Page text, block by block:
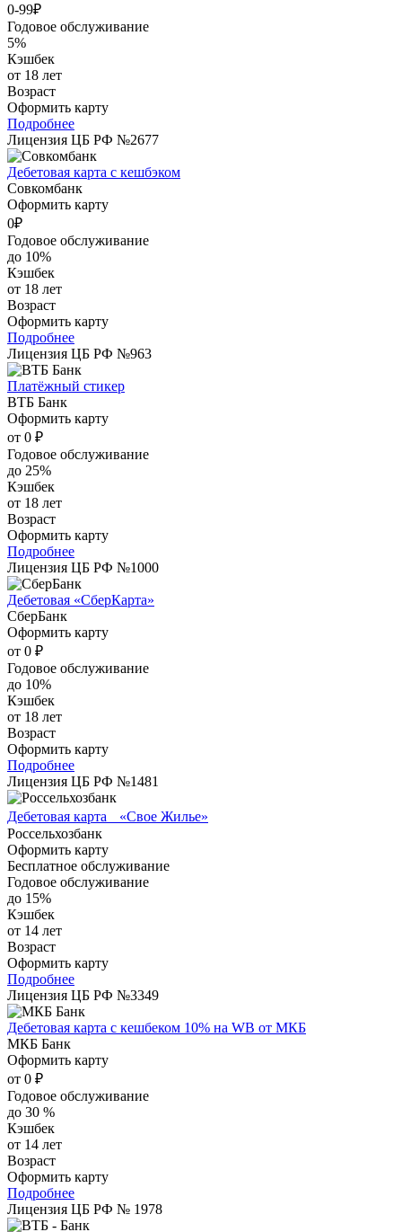
0-99₽
Годовое обслуживание
5%
Кэшбек
от 18 лет
Возраст
Оформить карту
Подробнее
Лицензия ЦБ РФ №2677
Дебетовая карта с кешбэком
Совкомбанк
Оформить карту
0₽
Годовое обслуживание
до 10%
Кэшбек
от 18 лет
Возраст
Оформить карту
Подробнее
Лицензия ЦБ РФ №963
Платёжный стикер
ВТБ Банк
Оформить карту
от 0 ₽
Годовое обслуживание
до 25%
Кэшбек
от 18 лет
Возраст
Оформить карту
Подробнее
Лицензия ЦБ РФ №1000
Дебетовая «СберКарта»
СберБанк
Оформить карту
от 0 ₽
Годовое обслуживание
до 10%
Кэшбек
от 18 лет
Возраст
Оформить карту
Подробнее
Лицензия ЦБ РФ №1481
Дебетовая карта «Свое Жилье»
Россельхозбанк
Оформить карту
Бесплатное обслуживание
Годовое обслуживание
до 15%
Кэшбек
от 14 лет
Возраст
Оформить карту
Подробнее
Лицензия ЦБ РФ №3349
Дебетовая карта с кешбеком 10% на WB от МКБ
МКБ Банк
Оформить карту
от 0 ₽
Годовое обслуживание
до 30 %
Кэшбек
от 14 лет
Возраст
Оформить карту
Подробнее
Лицензия ЦБ РФ № 1978